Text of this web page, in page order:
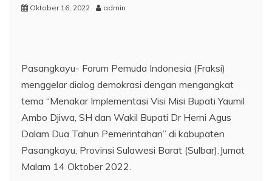
Oktober 16, 2022 admin
Pasangkayu- Forum Pemuda Indonesia (Fraksi)
menggelar dialog demokrasi dengan mengangkat
tema “Menakar Implementasi Visi Misi Bupati Yaumil
Ambo Djiwa, SH dan Wakil Bupati Dr Herni Agus
Dalam Dua Tahun Pemerintahan” di kabupaten
Pasangkayu, Provinsi Sulawesi Barat (Sulbar).Jumat
Malam 14 Oktober 2022.